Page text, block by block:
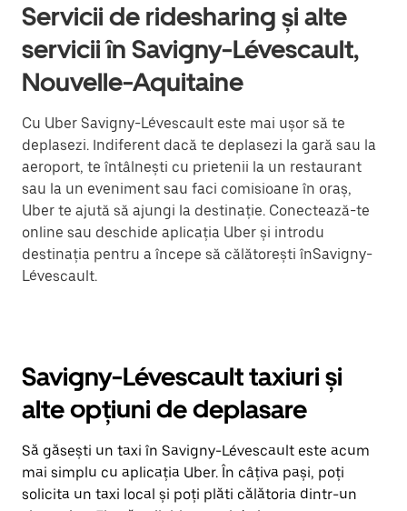
Servicii de ridesharing și alte
servicii în Savigny-Lévescault,
Nouvelle-Aquitaine
Cu Uber Savigny-Lévescault este mai ușor să te
deplasezi. Indiferent dacă te deplasezi la gară sau la
aeroport, te întâlnești cu prietenii la un restaurant
sau la un eveniment sau faci comisioane în oraș,
Uber te ajută să ajungi la destinație. Conectează-te
online sau deschide aplicația Uber și introdu
destinația pentru a începe să călătorești înSavigny-
Lévescault.
Savigny-Lévescault taxiuri și
alte opțiuni de deplasare
Să găsești un taxi în Savigny-Lévescault este acum
mai simplu cu aplicația Uber. În câțiva pași, poți
solicita un taxi local și poți plăti călătoria dintr-un